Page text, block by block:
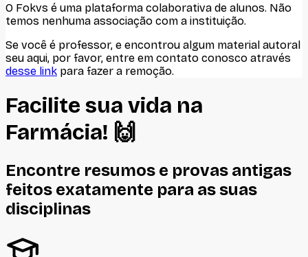
O Fokvs é uma plataforma colaborativa de alunos. Não
temos nenhuma associação com a instituição.
Se você é professor, e encontrou algum material autoral
seu aqui, por favor, entre em contato conosco através
desse link para fazer a remoção.
Facilite sua vida na
Farmácia! 🙌
Encontre resumos e provas antigas
feitos exatamente para as suas
disciplinas